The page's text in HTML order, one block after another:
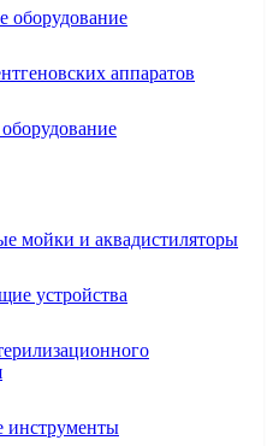
оборудование
аппаратов
мойки и аквадистиляторы
устройства
инструменты